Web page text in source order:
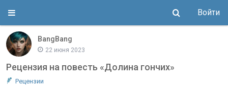
Войти
BangBang
22 июня 2023
Рецензия на повесть «Долина гончих»
Рецензии